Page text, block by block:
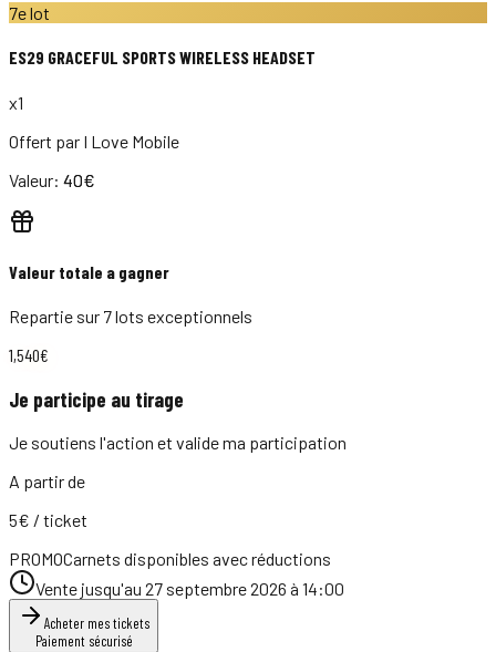
7e lot
ES29 GRACEFUL SPORTS WIRELESS HEADSET
x1
Offert par I Love Mobile
Valeur: 40€
Valeur totale a gagner
Repartie sur 7lots exceptionnels
1,540€
Je participe au tirage
Je soutiens l'action et valide ma participation
A partir de
5€ / ticket
PROMOCarnets disponibles avec réductions
Vente jusqu'au 27 septembre 2026 à 14:00
Acheter mes tickets
Paiement sécurisé